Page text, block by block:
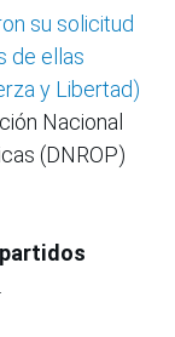
su solicitud
de ellas
y Libertad)
Nacional
(DNROP)